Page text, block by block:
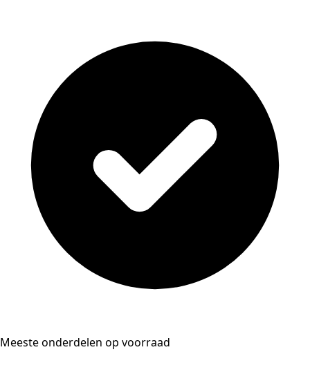
Meeste onderdelen op voorraad